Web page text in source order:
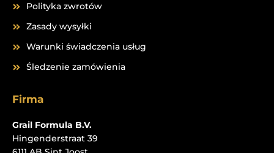
Polityka zwrotów
Zasady wysyłki
Warunki świadczenia usług
Śledzenie zamówienia
Firma
Grail Formula B.V.
Hingenderstraat 39